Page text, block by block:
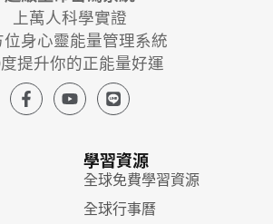
上萬人科學實證
位身心靈能量管理系統
度提升你的正能量好運
學習資源
全球免費學習資源
全球行事曆